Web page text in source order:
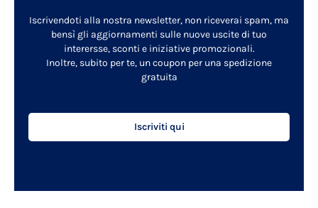
Iscrivendoti alla nostra newsletter, non riceverai spam, ma
bensì gli aggiornamenti sulle nuove uscite di tuo
interersse, sconti e iniziative promozionali.
Inoltre, subito per te, un coupon per una spedizione
gratuita
Iscriviti qui